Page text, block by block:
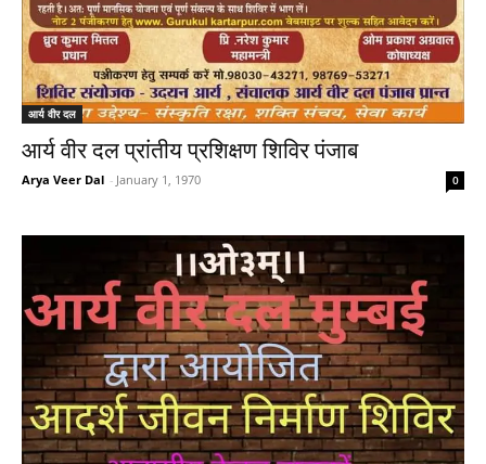
आर्य वीर दल
आर्य वीर दल प्रांतीय प्रशिक्षण शिविर पंजाब
Arya Veer Dal - January 1, 1970 0